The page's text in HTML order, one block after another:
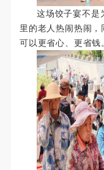
这场饺子宴不是
里的老人热闹热闹
可以更省心、更省钱